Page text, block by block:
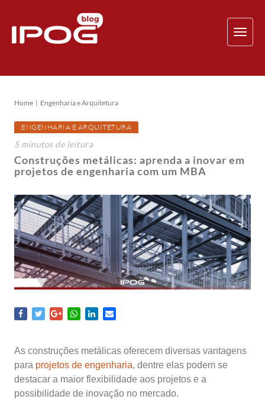
Home Engenharia e Arquitetura
ENGENHARIA E ARQUITETURA
5 minutosde leitura
Construções metálicas: aprenda a inovar em
projetos de engenharia com um MBA
As construções metálicas oferecem diversas vantagens
para projetos de engenharia, dentre elas podem se
destacar a maior flexibilidade aos projetos e a
possibilidade de inovação no mercado.